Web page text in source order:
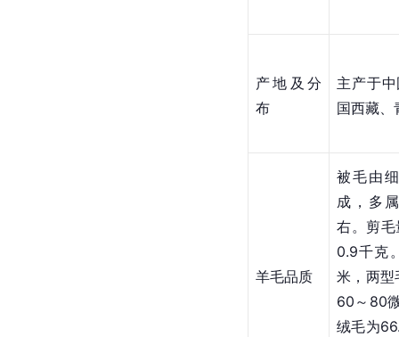
产地及分
布
主产于
国西藏、
羊毛品质
被毛由
成，多
右。剪
0.9千克
米，两
60～80
绒毛为